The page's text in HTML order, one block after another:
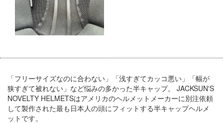
「フリーサイズなのに合わない」「浅すぎてカッコ悪い」「幅が
狭すぎて被れない」など悩みの多かった半キャップ。 JACKSUN'S
NOVELTY HELMETSはアメリカのヘルメットメーカーに別注依頼
して製作された最も日本人の頭にフィットする半キャップヘルメ
ットです。